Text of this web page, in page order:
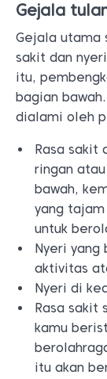
Gejala
Gejala utama
sakit dan
itu,
bagian
dialami oleh
Rasa sakit
ringan
bawah,
yang
untuk
Nyeri yang
aktivitas
Nyeri di
Rasa sakit
kamu
itu akan